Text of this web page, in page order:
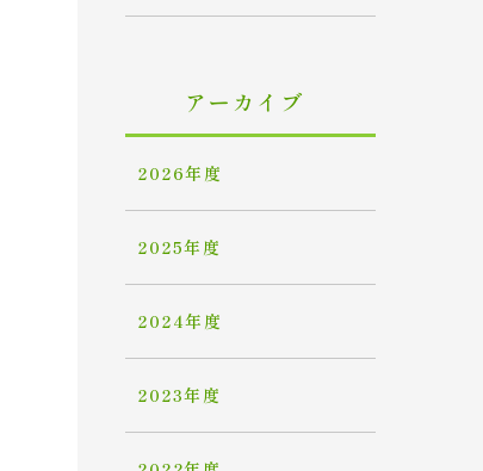
アーカイブ
2026年度
2025年度
2024年度
2023年度